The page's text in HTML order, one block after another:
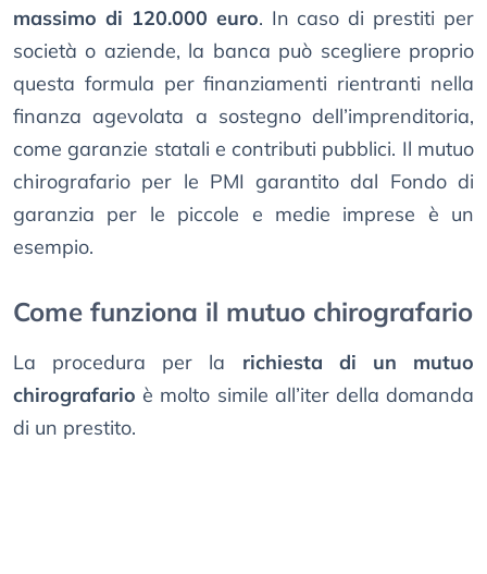
massimo di 120.000 euro. In caso di prestiti per
società o aziende, la banca può scegliere proprio
questa formula per finanziamenti rientranti nella
finanza agevolata a sostegno dell’imprenditoria,
come garanzie statali e contributi pubblici. Il mutuo
chirografario per le PMI garantito dal Fondo di
garanzia per le piccole e medie imprese è un
esempio.
Come funziona il mutuo chirografario
La procedura per la richiesta di un mutuo
chirografario è molto simile all’iter della domanda
di un prestito.